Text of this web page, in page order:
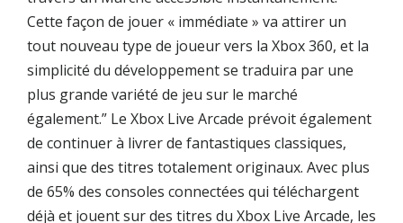
Cette façon de jouer « immédiate » va attirer un
tout nouveau type de joueur vers la Xbox 360, et la
simplicité du développement se traduira par une
plus grande variété de jeu sur le marché
également.” Le Xbox Live Arcade prévoit également
de continuer à livrer de fantastiques classiques,
ainsi que des titres totalement originaux. Avec plus
de 65% des consoles connectées qui téléchargent
déjà et jouent sur des titres du Xbox Live Arcade, les